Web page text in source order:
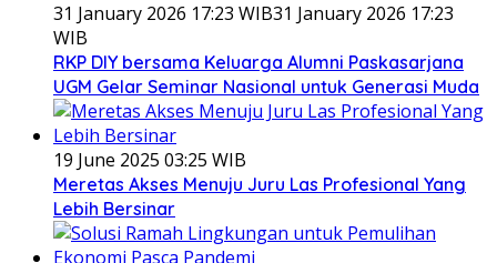
31 January 2026 17:23 WIB31 January 2026 17:23
WIB
RKP DIY bersama Keluarga Alumni Paskasarjana
UGM Gelar Seminar Nasional untuk Generasi Muda
19 June 2025 03:25 WIB
Meretas Akses Menuju Juru Las Profesional Yang
Lebih Bersinar